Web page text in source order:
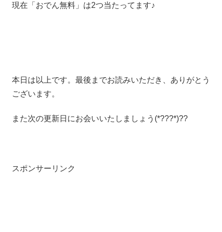
現在「おでん無料」は2つ当たってます♪
本日は以上です。最後までお読みいただき、ありがとう
ございます。
また次の更新日にお会いいたしましょう(*???*)??
スポンサーリンク